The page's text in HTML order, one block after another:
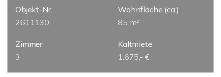
Objekt-Nr.
2611130
Wohnfläche (ca.)
85 m²
Zimmer
3
Kaltmiete
1.675,- €